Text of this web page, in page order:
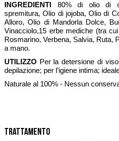
INGREDIENTI 80% di olio di
spremitura, Olio di jojoba, Olio di
Alloro, Olio di Mandorla Dolce,
Vinacciolo,15 erbe mediche (tra
Rosmarino, Verbena, Salvia, Ruta,
a mano.
UTILIZZO Per la detersione di
depilazione; per l’igiene intima;
Naturale al 100% - Nessun
Trattamento